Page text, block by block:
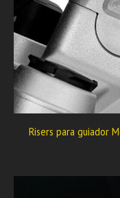
Risers para guiador